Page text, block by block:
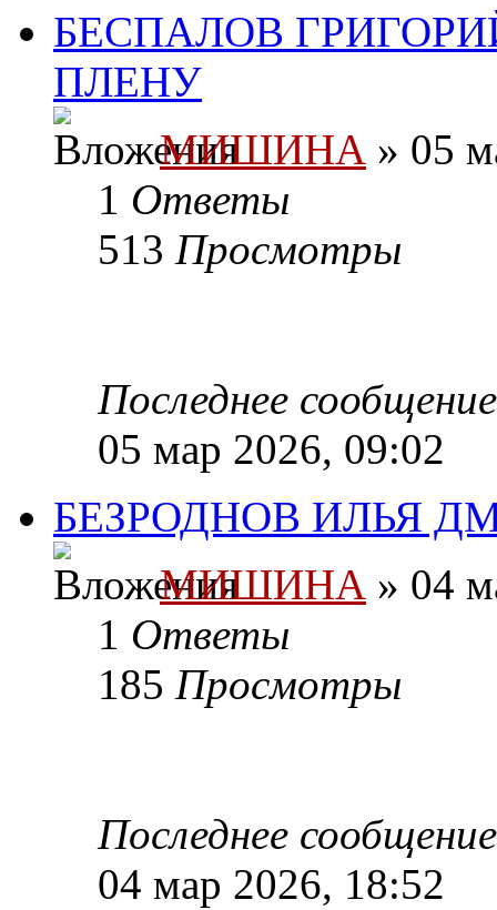
БЕСПАЛОВ
ПЛЕНУ
МИШИНА » 05
1 Ответы
513 Просмотры
Последнее
05 мар 2026, 09:02
БЕЗРОДНОВ ИЛЬЯ
МИШИНА » 04
1 Ответы
185 Просмотры
Последнее
04 мар 2026, 18:52